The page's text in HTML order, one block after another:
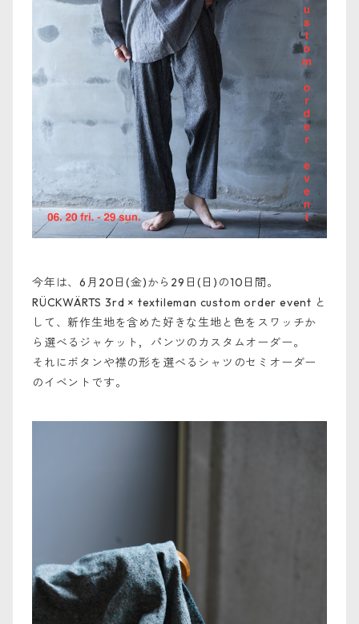
今年は、6月20日(金)から29日(日)の10日間。
RÜCKWÄRTS 3rd × textileman custom order event と
して、新作生地を含めた好きな生地と色をスワッチか
ら選べるジャケット，パンツのカスタムオーダー。
それにボタンや襟の形を選べるシャツのセミオーダー
のイベントです。